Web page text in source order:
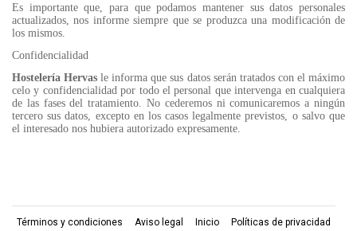
Es importante que, para que podamos mantener sus datos personales
actualizados, nos informe siempre que se produzca una modificación de
los mismos.
Confidencialidad
Hostelería Hervas le informa que sus datos serán tratados con el máximo
celo y confidencialidad por todo el personal que intervenga en cualquiera
de las fases del tratamiento. No cederemos ni comunicaremos a ningún
tercero sus datos, excepto en los casos legalmente previstos, o salvo que
el interesado nos hubiera autorizado expresamente.
Términos y condiciones Aviso legal Inicio Políticas de privacidad